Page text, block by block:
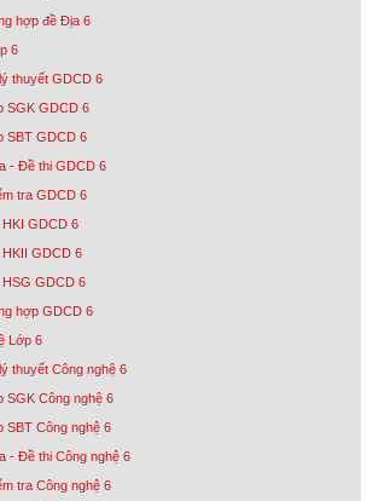
hợp đề Địa 6
6
thuyết GDCD 6
SGK GDCD 6
SBT GDCD 6
- Đề thi GDCD 6
tra GDCD 6
GDCD 6
GDCD 6
GDCD 6
hợp GDCD 6
Lớp 6
thuyết Công nghệ 6
SGK Công nghệ 6
SBT Công nghệ 6
- Đề thi Công nghệ 6
tra Công nghệ 6